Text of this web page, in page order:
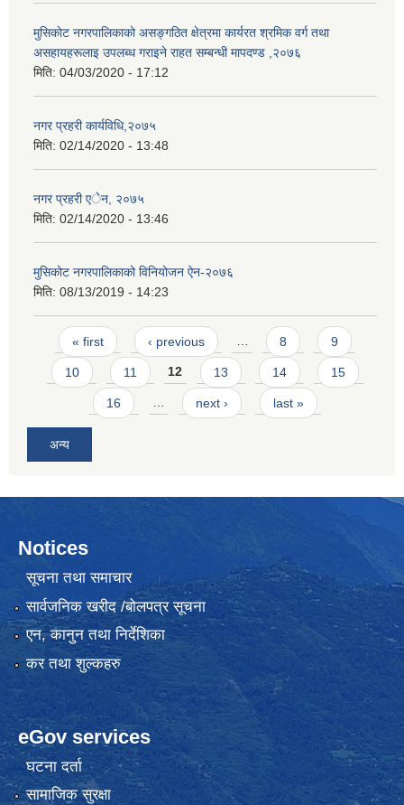
मुसिकाेट नगरपालिकाकाे असङ्गठित क्षेत्रमा कार्यरत श्रमिक वर्ग तथा
असहायहरूलाइ उपलब्ध गराइने राहत सम्बन्धी मापदण्ड ,२०७६
मिति: 04/03/2020 - 17:12
नगर प्रहरी कार्यविधि,२०७५
मिति: 02/14/2020 - 13:48
नगर प्रहरी एेन, २०७५
मिति: 02/14/2020 - 13:46
मुसिकोट नगरपालिकाको विनियोजन ऐन-२०७६
मिति: 08/13/2019 - 14:23
Pages
« first ‹ previous … 8 9
10 11 12 13 14 15
16 … next › last »
अन्य
Notices
सूचना तथा समाचार
सार्वजनिक खरीद /बोलपत्र सूचना
एन, कानुन तथा निर्देशिका
कर तथा शुल्कहरु
eGov services
घटना दर्ता
सामाजिक सुरक्षा